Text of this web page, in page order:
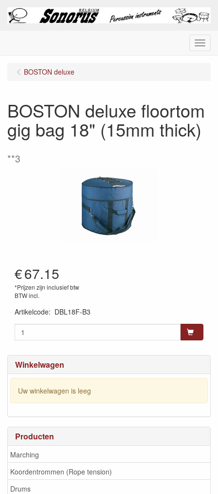
Menu
Winkelwagen
Uw winkelwagen is leeg
Producten
Marching
Koordentrommen (Rope tension)
Drums
BOSTON deluxe
BOSTON deluxe floortom
gig bag 18" (15mm thick)
**3
€67.15
*Prijzen zijn inclusief btw
BTW incl.
Artikelcode: DBL18F-B3